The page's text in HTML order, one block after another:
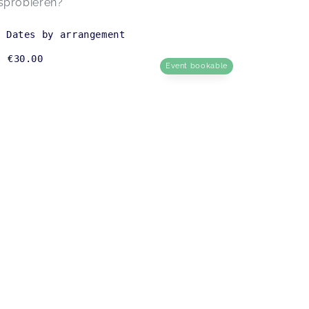
Dates by arrangement
€30.00
Event bookable